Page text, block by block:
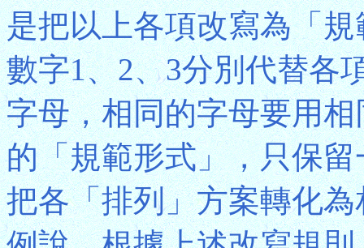
是把以上各項改寫為「規
數字1、2、3分別代替各
字母，相同的字母要用
的「規範形式」，只保
把各「排列」方案轉化